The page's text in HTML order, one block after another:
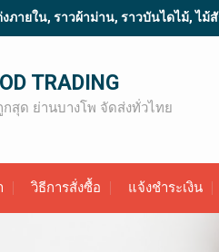
ภายใน, ราวผ้าม่าน, ราวบันไดไม้, ไ
TRADING
สุด ย่านบางโพ จัดส่งทั่วไทย
วิธีการสั่งซื้อ แจ้งชำระเงิน